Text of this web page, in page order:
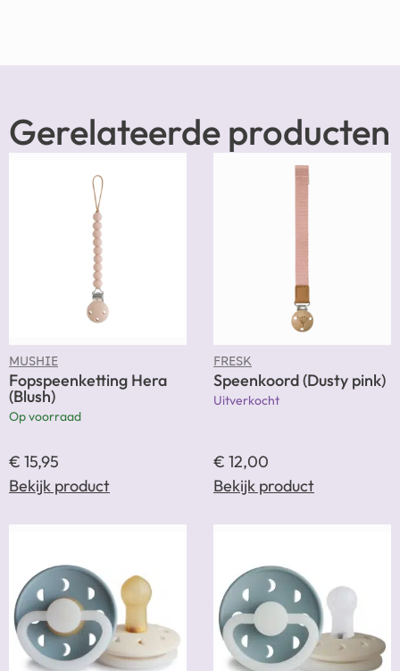
Gerelateerde producten
MUSHIE
Fopspeenketting Hera
(Blush)
Op voorraad
€ 15,95
Bekijk product
FRESK
Speenkoord (Dusty pink)
Uitverkocht
€ 12,00
Bekijk product